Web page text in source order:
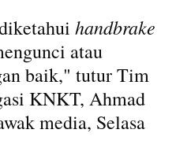
handbrake
atau
baik," tutur Tim
KNKT, Ahmad
media, Selasa